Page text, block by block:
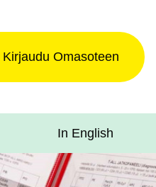
Kirjaudu Omasoteen
In English